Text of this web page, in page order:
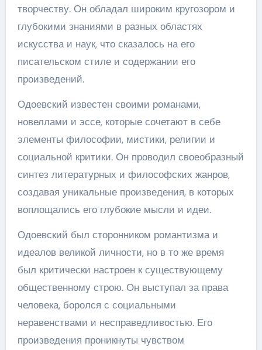
творчеству. Он обладал широким кругозором и
глубокими знаниями в разных областях
искусства и наук, что сказалось на его
писательском стиле и содержании его
произведений.
Одоевский известен своими романами,
новеллами и эссе, которые сочетают в себе
элементы философии, мистики, религии и
социальной критики. Он проводил своеобразный
синтез литературных и философских жанров,
создавая уникальные произведения, в которых
воплощались его глубокие мысли и идеи.
Одоевский был сторонником романтизма и
идеалов великой личности, но в то же время
был критически настроен к существующему
общественному строю. Он выступал за права
человека, боролся с социальными
неравенствами и несправедливостью. Его
произведения проникнуты чувством